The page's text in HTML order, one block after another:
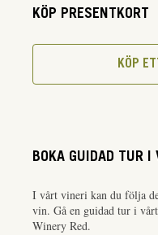
KÖP PRESENTKORT
KÖP
BOKA GUIDAD TUR I
I vårt vineri kan du följa
vin. Gå en guidad tur i
Winery Red.